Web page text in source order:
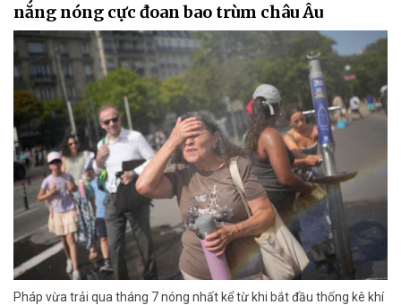
nắng nóng cực đoan bao trùm châu Âu
Pháp vừa trải qua tháng 7 nóng nhất kể từ khi bắt đầu thống kê khí